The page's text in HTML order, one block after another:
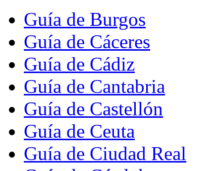
Guía de Burgos
Guía de Cáceres
Guía de Cádiz
Guía de Cantabria
Guía de Castellón
Guía de Ceuta
Guía de Ciudad Real